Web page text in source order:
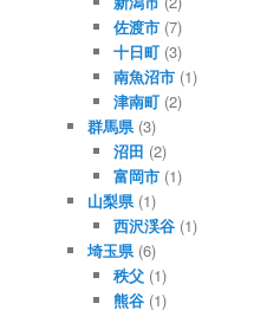
佐渡市 (7)
十日町 (3)
南魚沼市 (1)
津南町 (2)
群馬県(3)
沼田 (2)
富岡市 (1)
山梨県(1)
西沢渓谷 (1)
埼玉県(6)
秩父 (1)
熊谷 (1)